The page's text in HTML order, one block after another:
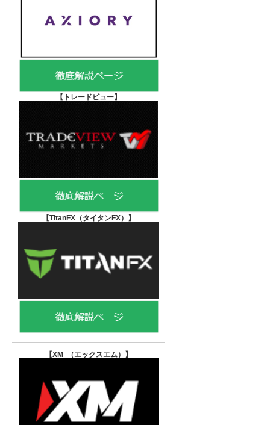
【 トレードビュー】
【TitanFX（タイタンFX） 】
【XM （エックスエム） 】